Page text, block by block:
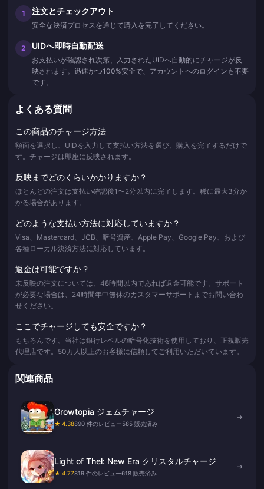
1 注文とチェックアウト
安全な決済プロセスを通じて購入を完了してください。
2 UIDへ即時自動配送
お支払いが確認され次第、入力されたUIDへ自動的にチャージが反
映されます。迅速かつ100%安全で、アカウントへのログインも不要
です。
よくある質問
この商品のチャージ方法
額面を選択し、UIDを入力して支払い方法を選び、購入を完了するだけで
す。チャージは即座に反映されます。
反映までどのくらいかかりますか？
ほとんどの注文は支払い確認後1〜2分以内に完了します。稀に最大3分か
かる場合があります。
どのような支払い方法に対応していますか？
Visa、Mastercard、JCB、暗号資産、Apple Pay、Google Pay、および
各種ローカル決済方法に対応しています。
返金は可能ですか？
未反映の注文については、48時間以内であれば返金可能です。サポート
が必要な場合は、24時間年中無休のカスタマーサポートまでお問い合わ
せください。
ここでチャージしても安全ですか？
もちろんです。当社は銀行レベルの暗号化技術を使用しており、正規販売
代理店です。50万人以上のお客様に信頼してご利用いただいています。
関連商品
Growtopia ジェムチャージ
★ 4.38890 件のレビュー585 販売済み
→
Light of Thel: New Era クリスタルチャージ
★ 4.77819 件のレビュー618 販売済み
→